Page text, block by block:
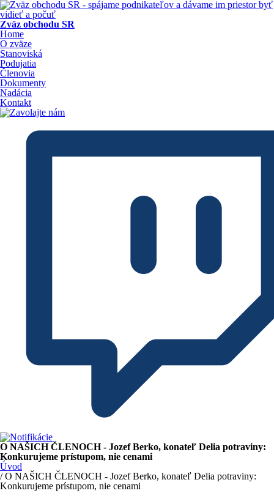
Zväz obchodu SR
Home
O zväze
Stanoviská
Podujatia
Členovia
Dokumenty
Nadácia
Kontakt
O NAŠICH ČLENOCH - Jozef Berko, konateľ Delia potraviny:
Konkurujeme prístupom, nie cenami
Úvod
/ O NAŠICH ČLENOCH - Jozef Berko, konateľ Delia potraviny:
Konkurujeme prístupom, nie cenami